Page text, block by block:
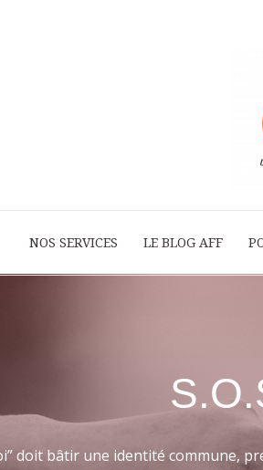
NOS SERVICES LE BLOG AFF
doit bâtir une identité commune,